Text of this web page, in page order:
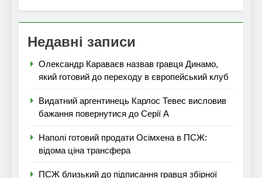
Недавні записи
Олександр Караваєв назвав гравця Динамо,
який готовий до переходу в європейський клуб
Видатний аргентинець Карлос Тевес висловив
бажання повернутися до Серії А
Наполі готовий продати Осімхена в ПСЖ:
відома ціна трансфера
ПСЖ близький до підписання гравця збірної